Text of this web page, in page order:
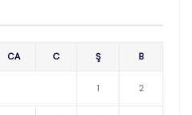
CA C Ş B
1 2